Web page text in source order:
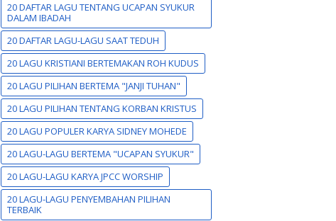
20 DAFTAR LAGU TENTANG UCAPAN SYUKUR
DALAM IBADAH
20 DAFTAR LAGU-LAGU SAAT TEDUH
20 LAGU KRISTIANI BERTEMAKAN ROH KUDUS
20 LAGU PILIHAN BERTEMA "JANJI TUHAN"
20 LAGU PILIHAN TENTANG KORBAN KRISTUS
20 LAGU POPULER KARYA SIDNEY MOHEDE
20 LAGU-LAGU BERTEMA "UCAPAN SYUKUR"
20 LAGU-LAGU KARYA JPCC WORSHIP
20 LAGU-LAGU PENYEMBAHAN PILIHAN
TERBAIK